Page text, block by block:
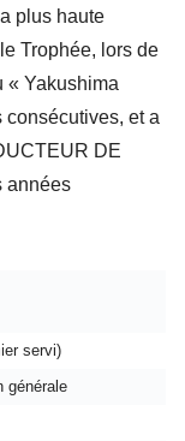
plus haute
Trophée, lors de
« Yakushima
consécutives, et a
DE
années
servi)
générale